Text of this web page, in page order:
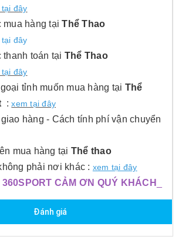
đây
mua hàng tạiThể Thao
đây
toán tại Thể Thao
đây
tỉnh muốn mua hàng tại Thể
:xem tại đây
hàng - Cách tính phí vận chuyển
mua hàng tại Thể thao
phải nơi khác : xem tại đây
CẢM ƠN QUÝ KHÁCH
Đánh giá